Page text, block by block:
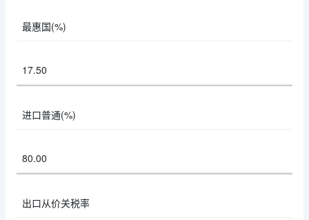
最惠国(%)
17.50
进口普通(%)
80.00
出口从价关税率